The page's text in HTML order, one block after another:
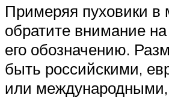
Примеряя пуховики в
обратите внимание
его обозначению.
быть российскими,
или международными,